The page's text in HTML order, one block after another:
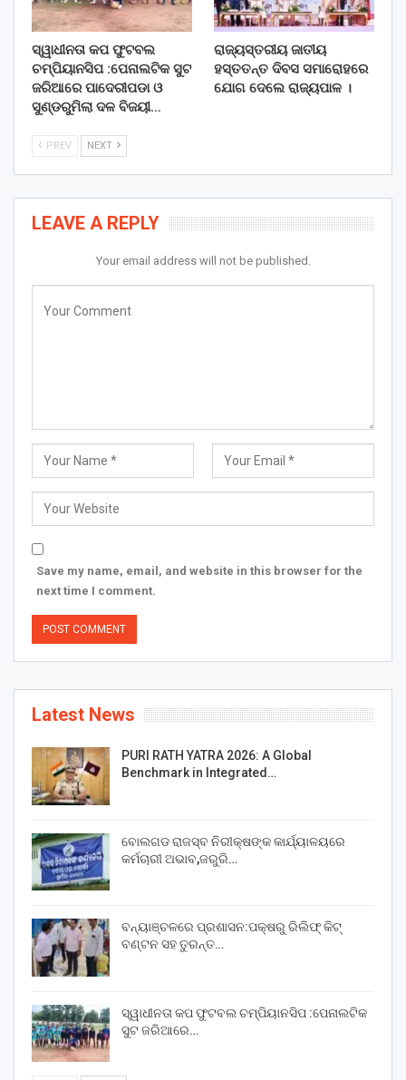
ସ୍ୱାଧୀନତା କପ ଫୁଟବଲ
ଚମ୍ପିୟାନସିପ :ପେନାଲଟିକ ସୁଟ
ଜରିଆରେ ପାଦେରୀପଡା ଓ
ସୁଣ୍ଡରୁମିଲା ଦଳ ବିଜୟୀ…
ରାଜ୍ୟସ୍ତରୀୟ ଜାତୀୟ
ହସ୍ତତନ୍ତ ଦିବସ ସମାରୋହରେ
ଯୋଗ ଦେଲେ ରାଜ୍ୟପାଳ ।
PREV NEXT
LEAVE A REPLY
Your email address will not be published.
Save my name, email, and website in this browser for the
next time I comment.
Latest News
PURI RATH YATRA 2026: A Global
Benchmark in Integrated…
ବୋଲଗଡ ରାଜସ୍ବ ନିରୀକ୍ଷଙ୍କ କାର୍ଯ୍ୟାଳୟରେ
କର୍ମଚାରୀ ଅଭାବ,ଜରୁରି…
ବନ୍ୟାଞ୍ଚଳରେ ପ୍ରଶାସନ:ପକ୍ଷରୁ ରିଲିଫ୍ କିଟ୍
ବଣ୍ଟନ ସହ ତୁରନ୍ତ…
ସ୍ୱାଧୀନତା କପ ଫୁଟବଲ ଚମ୍ପିୟାନସିପ :ପେନାଲଟିକ
ସୁଟ ଜରିଆରେ…